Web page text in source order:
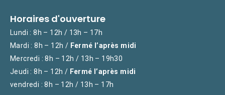
Horaires d'ouverture
Lundi : 8h – 12h / 13h – 17h
Mardi : 8h – 12h / Fermé l’après midi
Mercredi : 8h – 12h / 13h – 19h30
Jeudi : 8h – 12h / Fermé l’après midi
vendredi : 8h – 12h / 13h – 17h